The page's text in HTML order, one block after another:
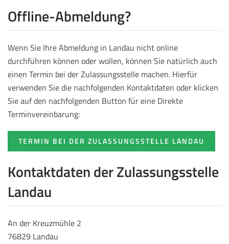
Offline-Abmeldung?
Wenn Sie Ihre Abmeldung in Landau nicht online
durchführen können oder wollen, können Sie natürlich auch
einen Termin bei der Zulassungsstelle machen. Hierfür
verwenden Sie die nachfolgenden Kontaktdaten oder klicken
Sie auf den nachfolgenden Button für eine Direkte
Terminvereinbarung:
TERMIN BEI DER ZULASSUNGSSTELLE LANDAU
Kontaktdaten der Zulassungsstelle
Landau
An der Kreuzmühle 2
76829 Landau